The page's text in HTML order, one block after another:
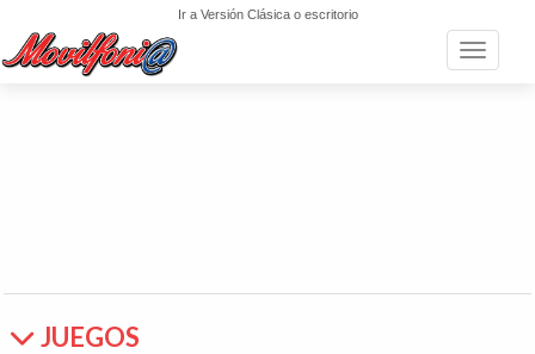
Ir a Versión Clásica o escritorio
Toggle
JUEGOS